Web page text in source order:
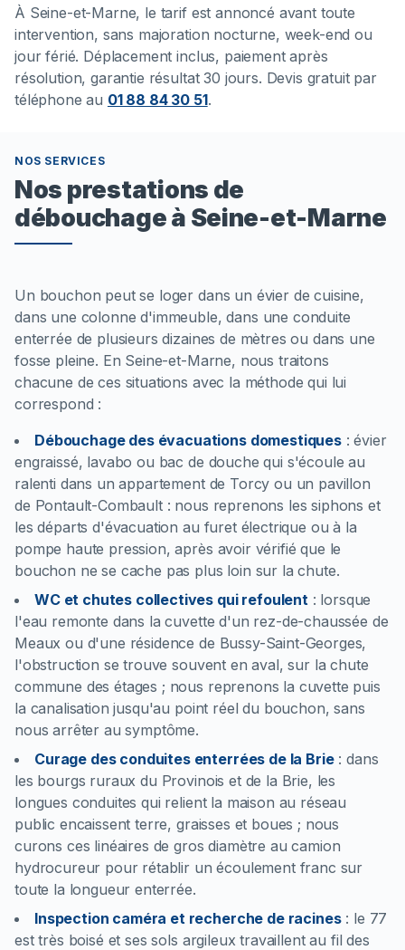
À Seine-et-Marne, le tarif est annoncé avant toute
intervention, sans majoration nocturne, week-end ou
jour férié. Déplacement inclus, paiement après
résolution, garantie résultat 30 jours. Devis gratuit par
téléphone au 01 88 84 30 51.
NOS SERVICES
Nos prestations de
débouchage à Seine-et-Marne
Un bouchon peut se loger dans un évier de cuisine,
dans une colonne d'immeuble, dans une conduite
enterrée de plusieurs dizaines de mètres ou dans une
fosse pleine. En Seine-et-Marne, nous traitons
chacune de ces situations avec la méthode qui lui
correspond :
Débouchage des évacuations domestiques:évier
engraissé, lavabo ou bac de douche qui s'écoule au
ralenti dans un appartement de Torcy ou un pavillon
de Pontault-Combault : nous reprenons les siphons et
les départs d'évacuation au furet électrique ou à la
pompe haute pression, après avoir vérifié que le
bouchon ne se cache pas plus loin sur la chute.
WC et chutes collectives qui refoulent: lorsque
l'eau remonte dans la cuvette d'un rez-de-chaussée de
Meaux ou d'une résidence de Bussy-Saint-Georges,
l'obstruction se trouve souvent en aval, sur la chute
commune des étages ; nous reprenons la cuvette puis
la canalisation jusqu'au point réel du bouchon, sans
nous arrêter au symptôme.
Curage des conduites enterrées de la Brie: dans
les bourgs ruraux du Provinois et de la Brie, les
longues conduites qui relient la maison au réseau
public encaissent terre, graisses et boues ; nous
curons ces linéaires de gros diamètre au camion
hydrocureur pour rétablir un écoulement franc sur
toute la longueur enterrée.
Inspection caméra et recherche de racines: le 77
est très boisé et ses sols argileux travaillent au fil des